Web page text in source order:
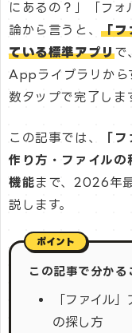
にあるの？」「フ
論から言うと、「フ
ている標準アプリで
Appライブラリから
数タップで完了しま
この記事では、
「
作り方・ファイルの
機能まで、2026年
説します。
この記事で分かる
「ファイル
の探し方